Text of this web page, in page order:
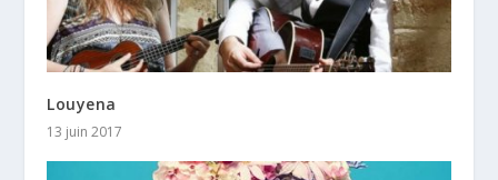
Louyena
13 juin 2017